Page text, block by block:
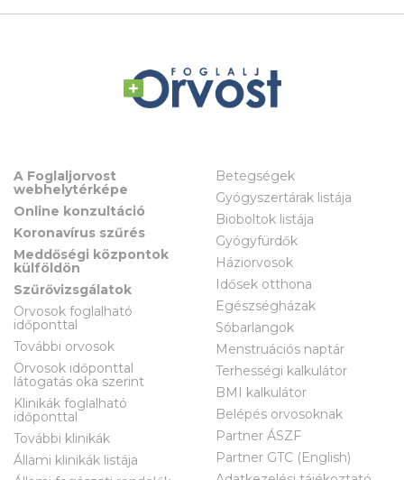
A Foglaljorvost
webhelytérképe
Online konzultáció
Koronavírus szűrés
Meddőségi központok
külföldön
Szűrővizsgálatok
Orvosok foglalható
időponttal
További orvosok
Orvosok időponttal
látogatás oka szerint
Klinikák foglalható
időponttal
További klinikák
Állami klinikák listája
Betegségek
Gyógyszertárak listája
Bioboltok listája
Gyógyfürdők
Háziorvosok
Idősek otthona
Egészségházak
Sóbarlangok
Menstruációs naptár
Terhességi kalkulátor
BMI kalkulátor
Belépés orvosoknak
Partner ÁSZF
Partner GTC (English)